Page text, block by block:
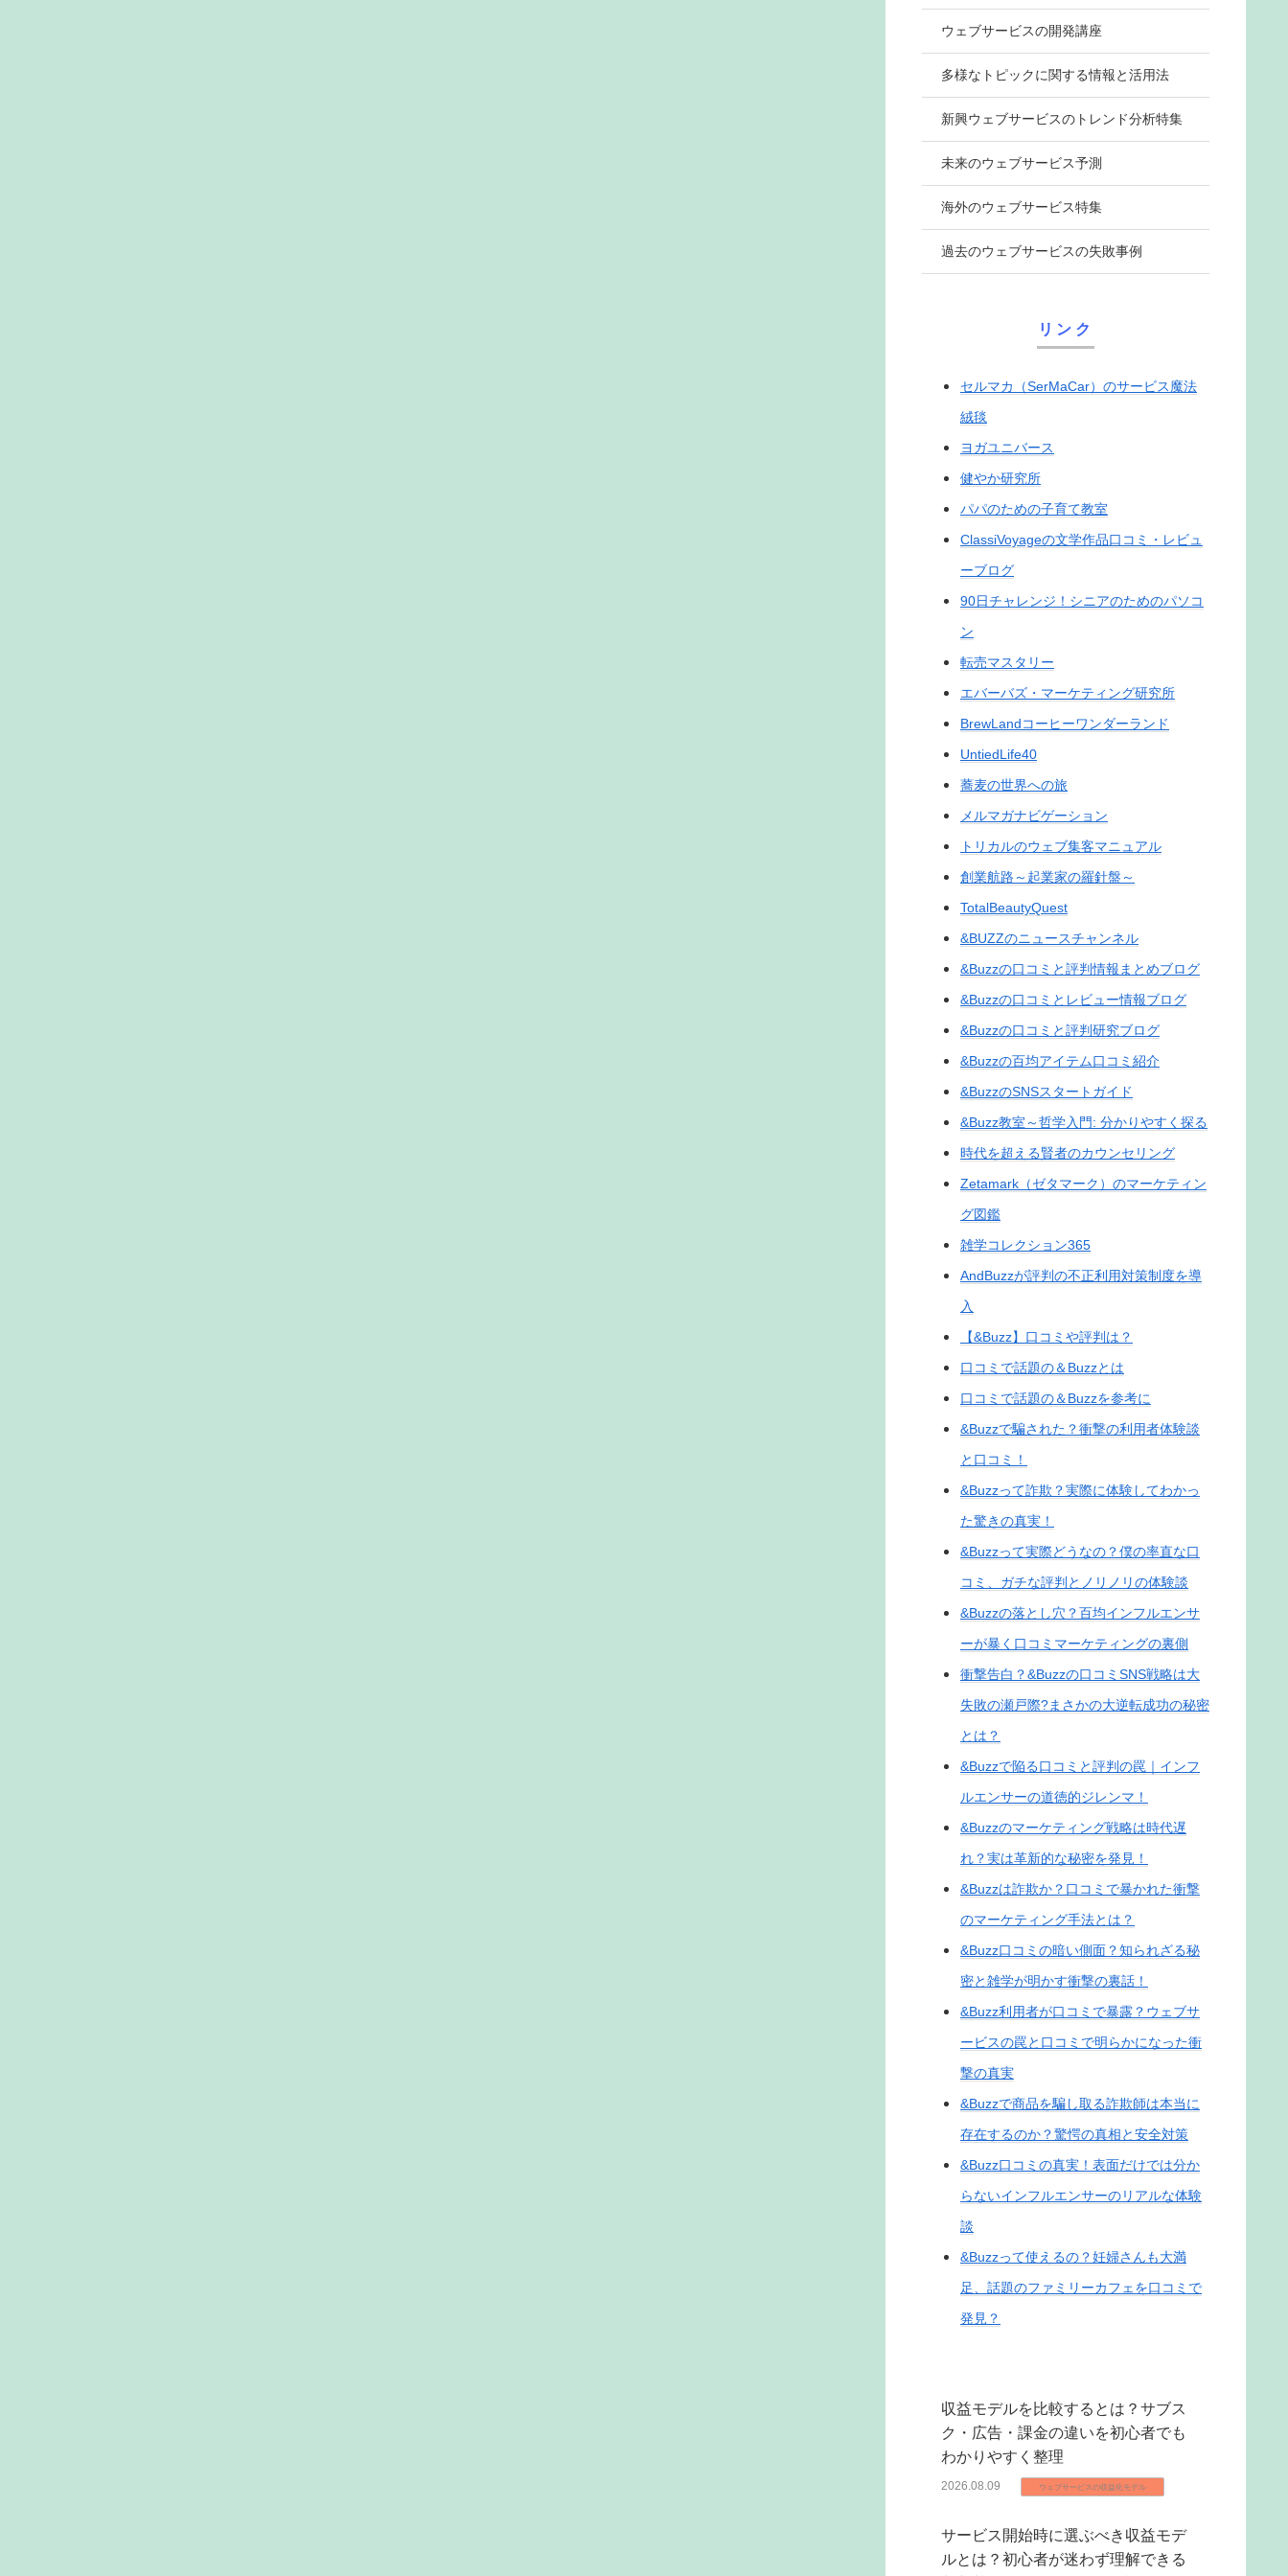
ウェブサービスの開発講座
多様なトピックに関する情報と活用法
新興ウェブサービスのトレンド分析特集
未来のウェブサービス予測
海外のウェブサービス特集
過去のウェブサービスの失敗事例
リンク
セルマカ（SerMaCar）のサービス魔法
絨毯
ヨガユニバース
健やか研究所
パパのための子育て教室
ClassiVoyageの文学作品口コミ・レビュ
ーブログ
90日チャレンジ！シニアのためのパソコ
ン
転売マスタリー
エバーバズ・マーケティング研究所
BrewLandコーヒーワンダーランド
UntiedLife40
蕎麦の世界への旅
メルマガナビゲーション
トリカルのウェブ集客マニュアル
創業航路～起業家の羅針盤～
TotalBeautyQuest
&BUZZのニュースチャンネル
&Buzzの口コミと評判情報まとめブログ
&Buzzの口コミとレビュー情報ブログ
&Buzzの口コミと評判研究ブログ
&Buzzの百均アイテム口コミ紹介
&BuzzのSNSスタートガイド
&Buzz教室～哲学入門: 分かりやすく探る
時代を超える賢者のカウンセリング
Zetamark（ゼタマーク）のマーケティン
グ図鑑
雑学コレクション365
AndBuzzが評判の不正利用対策制度を導
入
【&Buzz】口コミや評判は？
口コミで話題の＆Buzzとは
口コミで話題の＆Buzzを参考に
&Buzzで騙された？衝撃の利用者体験談
と口コミ！
&Buzzって詐欺？実際に体験してわかっ
た驚きの真実！
&Buzzって実際どうなの？僕の率直な口
コミ、ガチな評判とノリノリの体験談
&Buzzの落とし穴？百均インフルエンサ
ーが暴く口コミマーケティングの裏側
衝撃告白？&Buzzの口コミSNS戦略は大
失敗の瀬戸際?まさかの大逆転成功の秘密
とは？
&Buzzで陥る口コミと評判の罠｜インフ
ルエンサーの道徳的ジレンマ！
&Buzzのマーケティング戦略は時代遅
れ？実は革新的な秘密を発見！
&Buzzは詐欺か？口コミで暴かれた衝撃
のマーケティング手法とは？
&Buzz口コミの暗い側面？知られざる秘
密と雑学が明かす衝撃の裏話！
&Buzz利用者が口コミで暴露？ウェブサ
ービスの罠と口コミで明らかになった衝
撃の真実
&Buzzで商品を騙し取る詐欺師は本当に
存在するのか？驚愕の真相と安全対策
&Buzz口コミの真実！表面だけでは分か
らないインフルエンサーのリアルな体験
談
&Buzzって使えるの？妊婦さんも大満
足、話題のファミリーカフェを口コミで
発見？
収益モデルを比較するとは？サブス
ク・広告・課金の違いを初心者でも
わかりやすく整理
2026.08.09 ウェブサービスの収益化モデル
サービス開始時に選ぶべき収益モデ
ルとは？初心者が迷わず理解できる